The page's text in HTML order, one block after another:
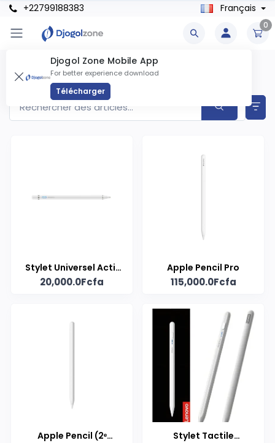
+22799188383 Français
0
Djogol Zone Mobile App
For better experience download
Télécharger
Stylet Produits
Articles trouvés
Stylet Universel Actif
Yesido
20,000.0Fcfa
Apple Pencil Pro
115,000.0Fcfa
Apple Pencil (2ᵉ
Stylet Tactile